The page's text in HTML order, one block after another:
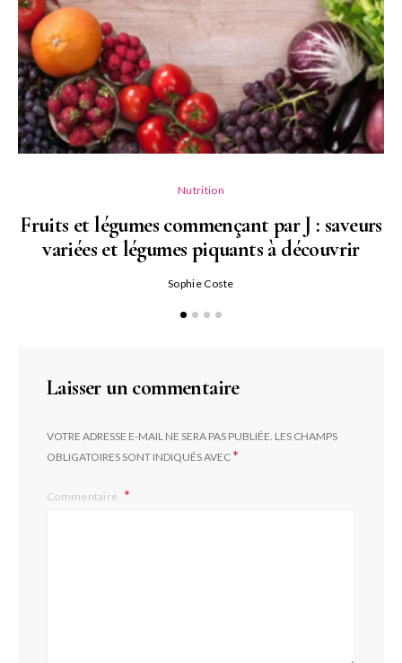
Nutrition
Fruits et légumes commençant par J : saveurs
variées et légumes piquants à découvrir
Sophie Coste
Laisser un commentaire
VOTRE ADRESSE E-MAIL NE SERA PAS PUBLIÉE. LES CHAMPS
OBLIGATOIRES SONT INDIQUÉS AVEC*
Commentaire